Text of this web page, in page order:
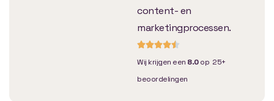
content- en
marketingprocessen.
Wij krijgen een 8.0op 25+
beoordelingen